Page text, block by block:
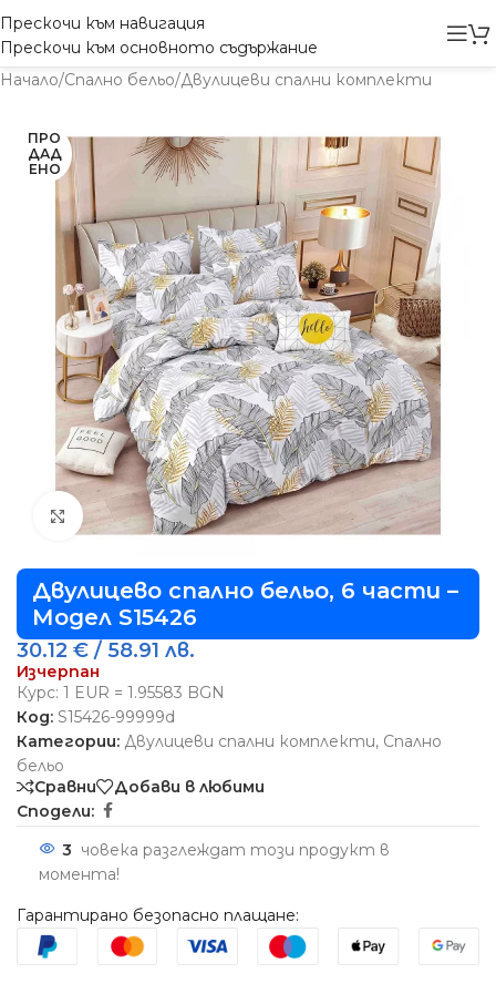
Прескочи към навигация
Прескочи към основното съдържание
Начало/Спално бельо/Двулицеви спални комплекти
ПРО
ДАД
ЕНО
Виж повече
Двулицево спално бельо, 6 части –
Модел S15426
30.12 € / 58.91 лв.
Изчерпан
Курс: 1 EUR = 1.95583 BGN
Код: S15426-99999d
Категории: Двулицеви спални комплекти, Спално
бельо
Сравни
Добави в любими
Сподели:
3 човека разглеждат този продукт в
момента!
Гарантирано безопасно плащане: